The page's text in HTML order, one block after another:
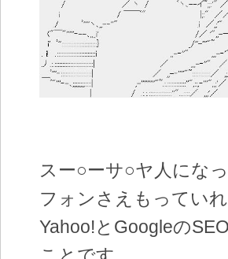
スー○ーサ○ヤ人にな
フォンさえもってい
Yahoo!とGoogleの
ことです。